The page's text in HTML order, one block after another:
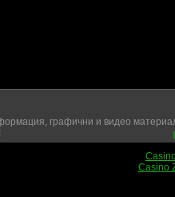
графични и видео
Casino